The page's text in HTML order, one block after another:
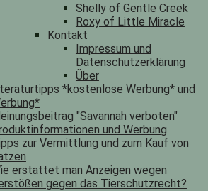
Shelly of Gentle Creek
Roxy of Little Miracle
Kontakt
Impressum und
Datenschutzerklärung
Über
*kostenlose Werbung* und
"Savannah verboten"
und Werbung
zur Vermittlung und zum Kauf von
erstattet man Anzeigen wegen
gegen das Tierschutzrecht?